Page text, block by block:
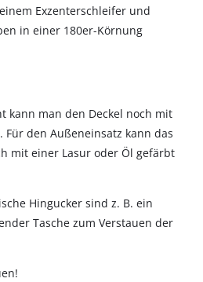
Exzenterschleifer und
in einer 180er-Körnung
kann man den Deckel noch mit
den Außeneinsatz kann das
mit einer Lasur oder Öl gefärbt
Hingucker sind z. B. ein
Tasche zum Verstauen der